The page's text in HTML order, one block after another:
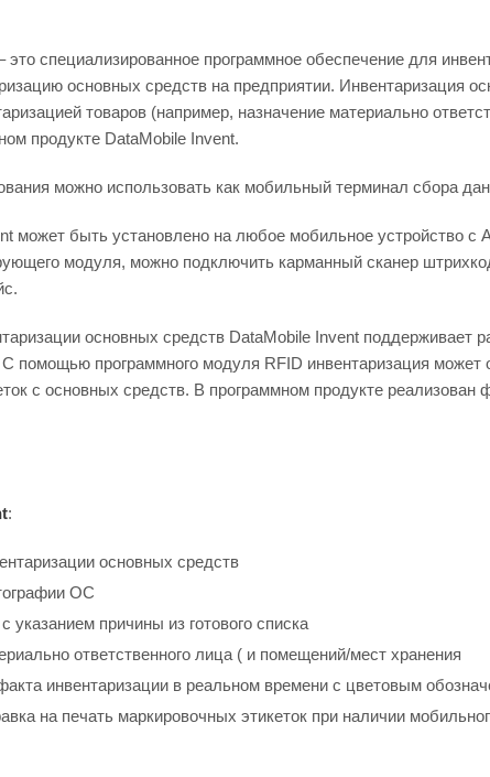
это специализированное программное обеспечение для
основных средств на предприятии. Инвентаризация
товаров (например, назначение материально
продукте DataMobile Invent.
можно использовать как мобильный терминал сбора
может быть установлено на любое мобильное устройство с
модуля, можно подключить карманный сканер
основных средств DataMobile Invent поддерживает
помощью программного модуля RFID инвентаризация может
с основных средств. В программном продукте
:
основных средств
ОС
указанием причины из готового списка
ответственного лица ( и помещений/мест хранения
инвентаризации в реальном времени с цветовым
на печать маркировочных этикеток при наличии